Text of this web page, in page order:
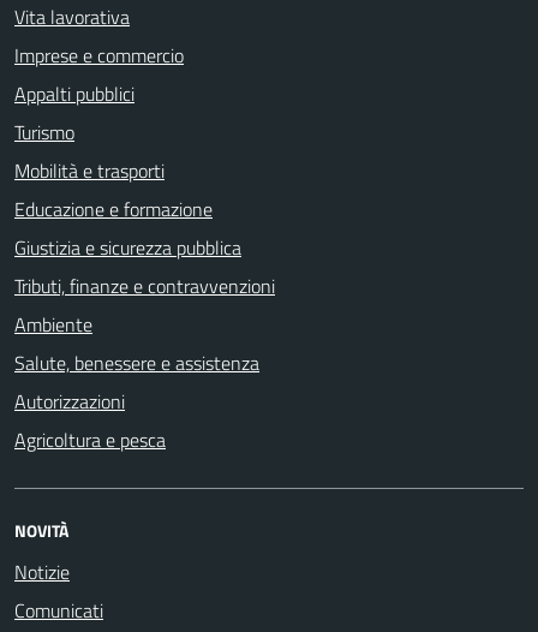
Vita lavorativa
Imprese e commercio
Appalti pubblici
Turismo
Mobilità e trasporti
Educazione e formazione
Giustizia e sicurezza pubblica
Tributi, finanze e contravvenzioni
Ambiente
Salute, benessere e assistenza
Autorizzazioni
Agricoltura e pesca
NOVITÀ
Notizie
Comunicati